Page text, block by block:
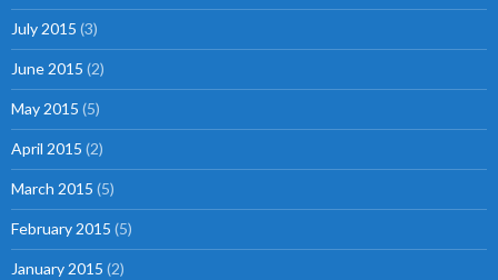
July 2015 (3)
June 2015 (2)
May 2015 (5)
April 2015 (2)
March 2015 (5)
February 2015 (5)
January 2015 (2)